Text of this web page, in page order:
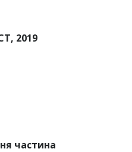
2019
частина